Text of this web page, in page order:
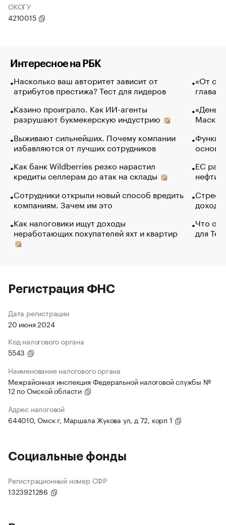
ОКОГУ
4210015
Интересное на РБК
Насколько ваш авторитет зависит от
атрибутов престижа? Тест для лидеров
Казино проиграло. Как ИИ-агенты
разрушают букмекерскую индустрию
Выживают сильнейших. Почему компании
избавляются от лучших сотрудников
Как банк Wildberries резко нарастил
кредиты селлерам до атак на склады
Сотрудники открыли новый способ вредить
компаниям. Зачем им это
Как налоговики ищут доходы
неработающих покупателей яхт и квартир
«От
глава
Маск в
основ
ЕС
нефти
Что
для
Регистрация ФНС
Дата регистрации
20 июня 2024
Код налогового органа
5543
Наименование налогового органа
Межрайонная инспекция Федеральной налоговой службы №
12 по Омской области
Адрес налоговой
644010, Омск г, Маршала Жукова ул, д 72, корп 1
Социальные фонды
Регистрационный номер СФР
1323921286